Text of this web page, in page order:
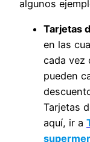
algunos
Tarjetas
en las
cada vez
pueden
Tarjetas
aquí, ir a